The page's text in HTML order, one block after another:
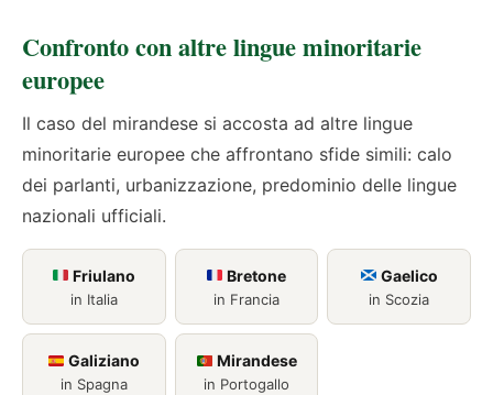
Confronto con altre lingue minoritarie
europee
Il caso del mirandese si accosta ad altre lingue
minoritarie europee che affrontano sfide simili: calo
dei parlanti, urbanizzazione, predominio delle lingue
nazionali ufficiali.
Friulano
in Italia
Bretone
in Francia
Gaelico
in Scozia
Galiziano
in Spagna
Mirandese
in Portogallo